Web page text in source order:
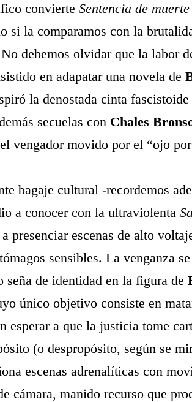
convierte Sentencia de muerte
si la comparamos con la
debemos olvidar que la labor
en adapatar una novela de
la denostada cinta fascistoide
secuelas con Chales
vengador movido por el “ojo
bagaje cultural -recordemos
a conocer con la ultraviolenta
presenciar escenas de alto
sensibles. La venganza
seña de identidad en la figura de
único objetivo consiste en
esperar a que la justicia tome
(o despropósito, según se
escenas adrenalíticas con
cámara, manido recurso que